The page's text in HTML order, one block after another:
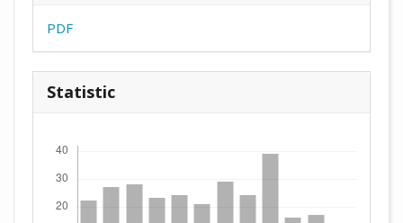
PDF
Statistic